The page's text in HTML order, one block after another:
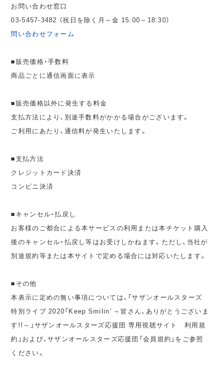
お問い合わせ窓口
03-5457-3482 （祝日を除く月～金 15:00～18:30）
問い合わせフォーム
■販売価格・手数料
商品ごとに通信画面に表示
■販売価格以外に発生する料金
支払方法により、別途手数料がかかる場合がございます。
ご利用にあたり、通信料が発生いたします。
■支払方法
クレジットカード決済
コンビニ決済
■キャンセル・払戻し
お客様のご都合による本サービスの利用または本チケット購入
後のキャンセル・払戻し等はお受けしかねます。ただし、当社が
別途規約等または本サイトで定める場合には対応いたします。
■その他
本表示に定めの無い事項については、「サザンオールスターズ
特別ライブ 2020「Keep Smilin' ～皆さん、ありがとうございま
す!!～」サザンオールスターズ応援団 専用視聴サイト 利用規
約」および、サザンオールスターズ応援団「会員規約」をご参照
ください。